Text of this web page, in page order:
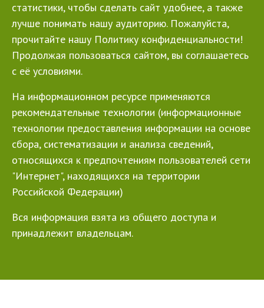
статистики, чтобы сделать сайт удобнее, а также
лучше понимать нашу аудиторию. Пожалуйста,
прочитайте нашу Политику конфиденциальности!
Продолжая пользоваться сайтом, вы соглашаетесь
с её условиями.
На информационном ресурсе применяются
рекомендательные технологии (информационные
технологии предоставления информации на основе
сбора, систематизации и анализа сведений,
относящихся к предпочтениям пользователей сети
"Интернет", находящихся на территории
Российской Федерации)
Вся информация взята из общего доступа и
принадлежит владельцам.